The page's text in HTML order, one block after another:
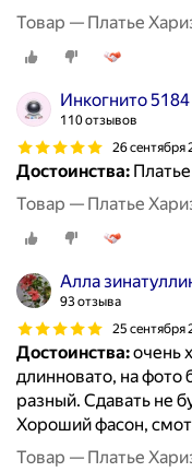
Товар
Инкогнито 5184
110 отзывов
26 сентября
Достоинства:
Товар
Алла
93 отзыва
25 сентября
Достоинства:очень
длинновато, на фото
разный. Сдавать не
Хороший фасон,
Товар